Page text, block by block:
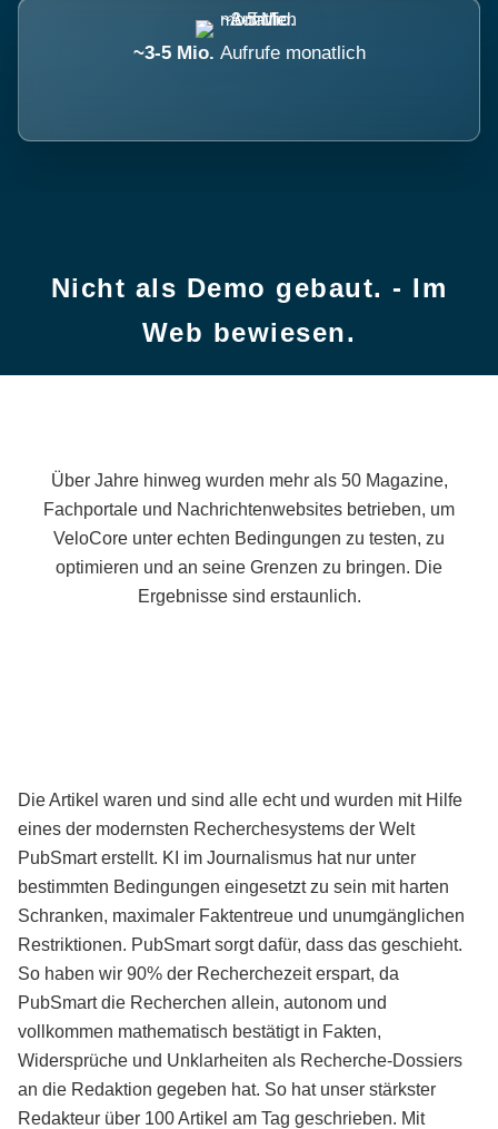
~3-5 Mio. Aufrufe monatlich
Nicht als Demo gebaut. - Im
Web bewiesen.
Über Jahre hinweg wurden mehr als 50 Magazine,
Fachportale und Nachrichtenwebsites betrieben, um
VeloCore unter echten Bedingungen zu testen, zu
optimieren und an seine Grenzen zu bringen. Die
Ergebnisse sind erstaunlich.
Die Artikel waren und sind alle echt und wurden mit Hilfe
eines der modernsten Recherchesystems der Welt
PubSmart erstellt. KI im Journalismus hat nur unter
bestimmten Bedingungen eingesetzt zu sein mit harten
Schranken, maximaler Faktentreue und unumgänglichen
Restriktionen. PubSmart sorgt dafür, dass das geschieht.
So haben wir 90% der Recherchezeit erspart, da
PubSmart die Recherchen allein, autonom und
vollkommen mathematisch bestätigt in Fakten,
Widersprüche und Unklarheiten als Recherche-Dossiers
an die Redaktion gegeben hat. So hat unser stärkster
Redakteur über 100 Artikel am Tag geschrieben. Mit